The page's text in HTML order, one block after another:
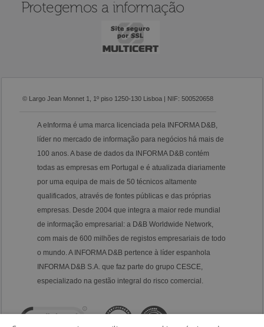
Protegemos a informação
© Largo Jean Monnet 1, 1º piso 1250-130 Lisboa | NIF: 500520658
A eInforma é uma marca licenciada pela INFORMA D&B,
líder no mercado de informação para negócios há mais de
100 anos. A base de dados da INFORMA D&B contém
todas as empresas em Portugal e é atualizada diariamente
por uma equipa de mais de 50 técnicos altamente
qualificados, através de fontes públicas e das próprias
empresas. Desde 2004 que integra a maior rede mundial
de informação empresarial: a D&B Worldwide Network,
com mais de 600 milhões de registos empresariais de todo
o mundo. A INFORMA D&B pertence à líder espanhola
INFORMA D&B S.A. que faz parte do grupo CESCE,
especializado na gestão integral do risco comercial.